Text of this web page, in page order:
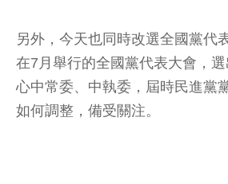
另外，今天也同時改選全國黨代
在7月舉行的全國黨代表大會，
心中常委、中執委，屆時民進黨
如何調整，備受關注。